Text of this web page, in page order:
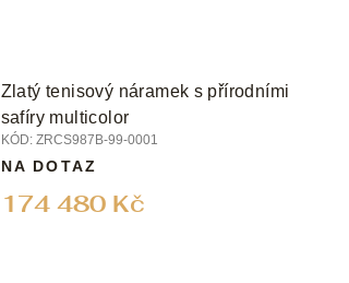
Zlatý tenisový náramek s přírodními
safíry multicolor
KÓD: ZRCS987B-99-0001
174 480 Kč
NA DOTAZ